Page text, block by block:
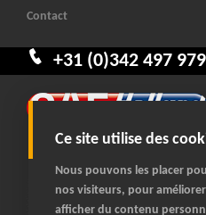
Ce site utilise des
Nous pouvons les placer
nos visiteurs, pour
afficher du contenu
+31 (0)342 497 979
Contact